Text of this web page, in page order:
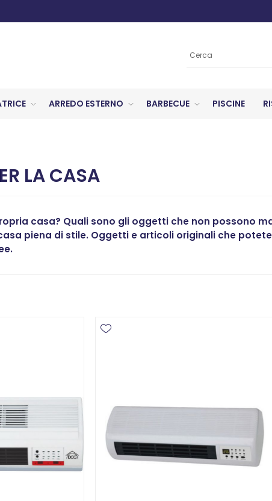
ARREDO ESTERNO BARBECUE PISCINE
LA CASA
casa? Quali sono gli oggetti che non possono
piena di stile. Oggetti e articoli originali che